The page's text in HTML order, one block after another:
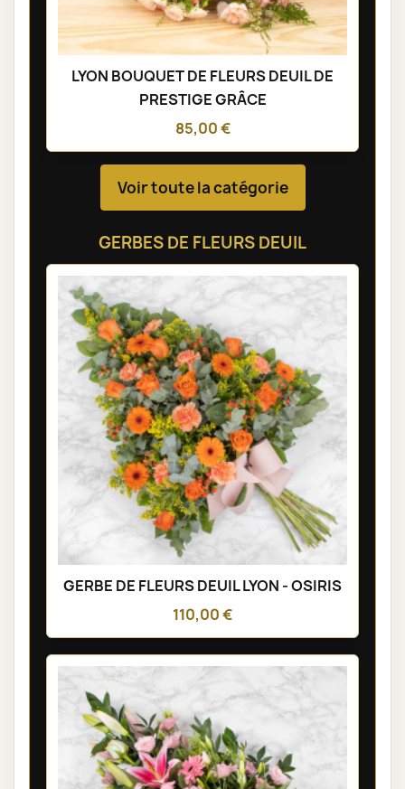
LYON BOUQUET DE FLEURS DEUIL DE
PRESTIGE GRÂCE
85,00 €
Voir toute la catégorie
GERBES DE FLEURS DEUIL
GERBE DE FLEURS DEUIL LYON - OSIRIS
110,00 €